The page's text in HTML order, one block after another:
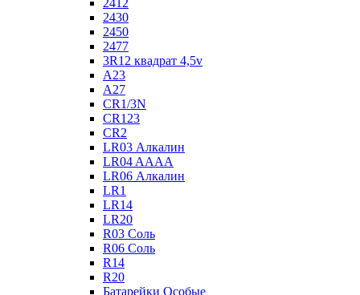
2412
2430
2450
2477
3R12 квадрат 4,5v
A23
A27
CR1/3N
CR123
CR2
LR03 Алкалин
LR04 AAAA
LR06 Алкалин
LR1
LR14
LR20
R03 Соль
R06 Соль
R14
R20
Батарейки Особые